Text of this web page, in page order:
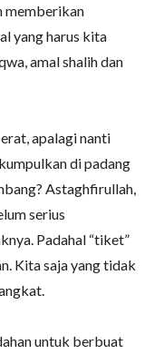
memberikan
yang harus kita
amal shalih dan
apalagi nanti
di padang
Astaghfirullah,
serius
Padahal “tiket”
Kita saja yang tidak
untuk berbuat